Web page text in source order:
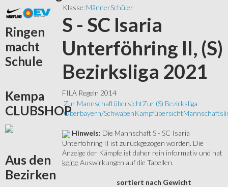
Klasse:MännerSchüler
S - SC Isaria
Unterföhring II, (S)
Bezirksliga 2021
FILA Regeln 2014
Zur MannschaftübersichtZur (S) Bezirksliga
Oberbayern/SchwabenKampfübersicht
Hinweis: Die Mannschaft S - SC Isaria
Unterföhring II ist zurückgezogen worden. Die
Anzeige der Kämpfe ist daher rein informativ und hat
keine Auswirkungen auf die Tabellen.
sortiert nach Gewicht
Ringen
macht
Schule
Kempa
CLUBSHOP
Aus den
Bezirken